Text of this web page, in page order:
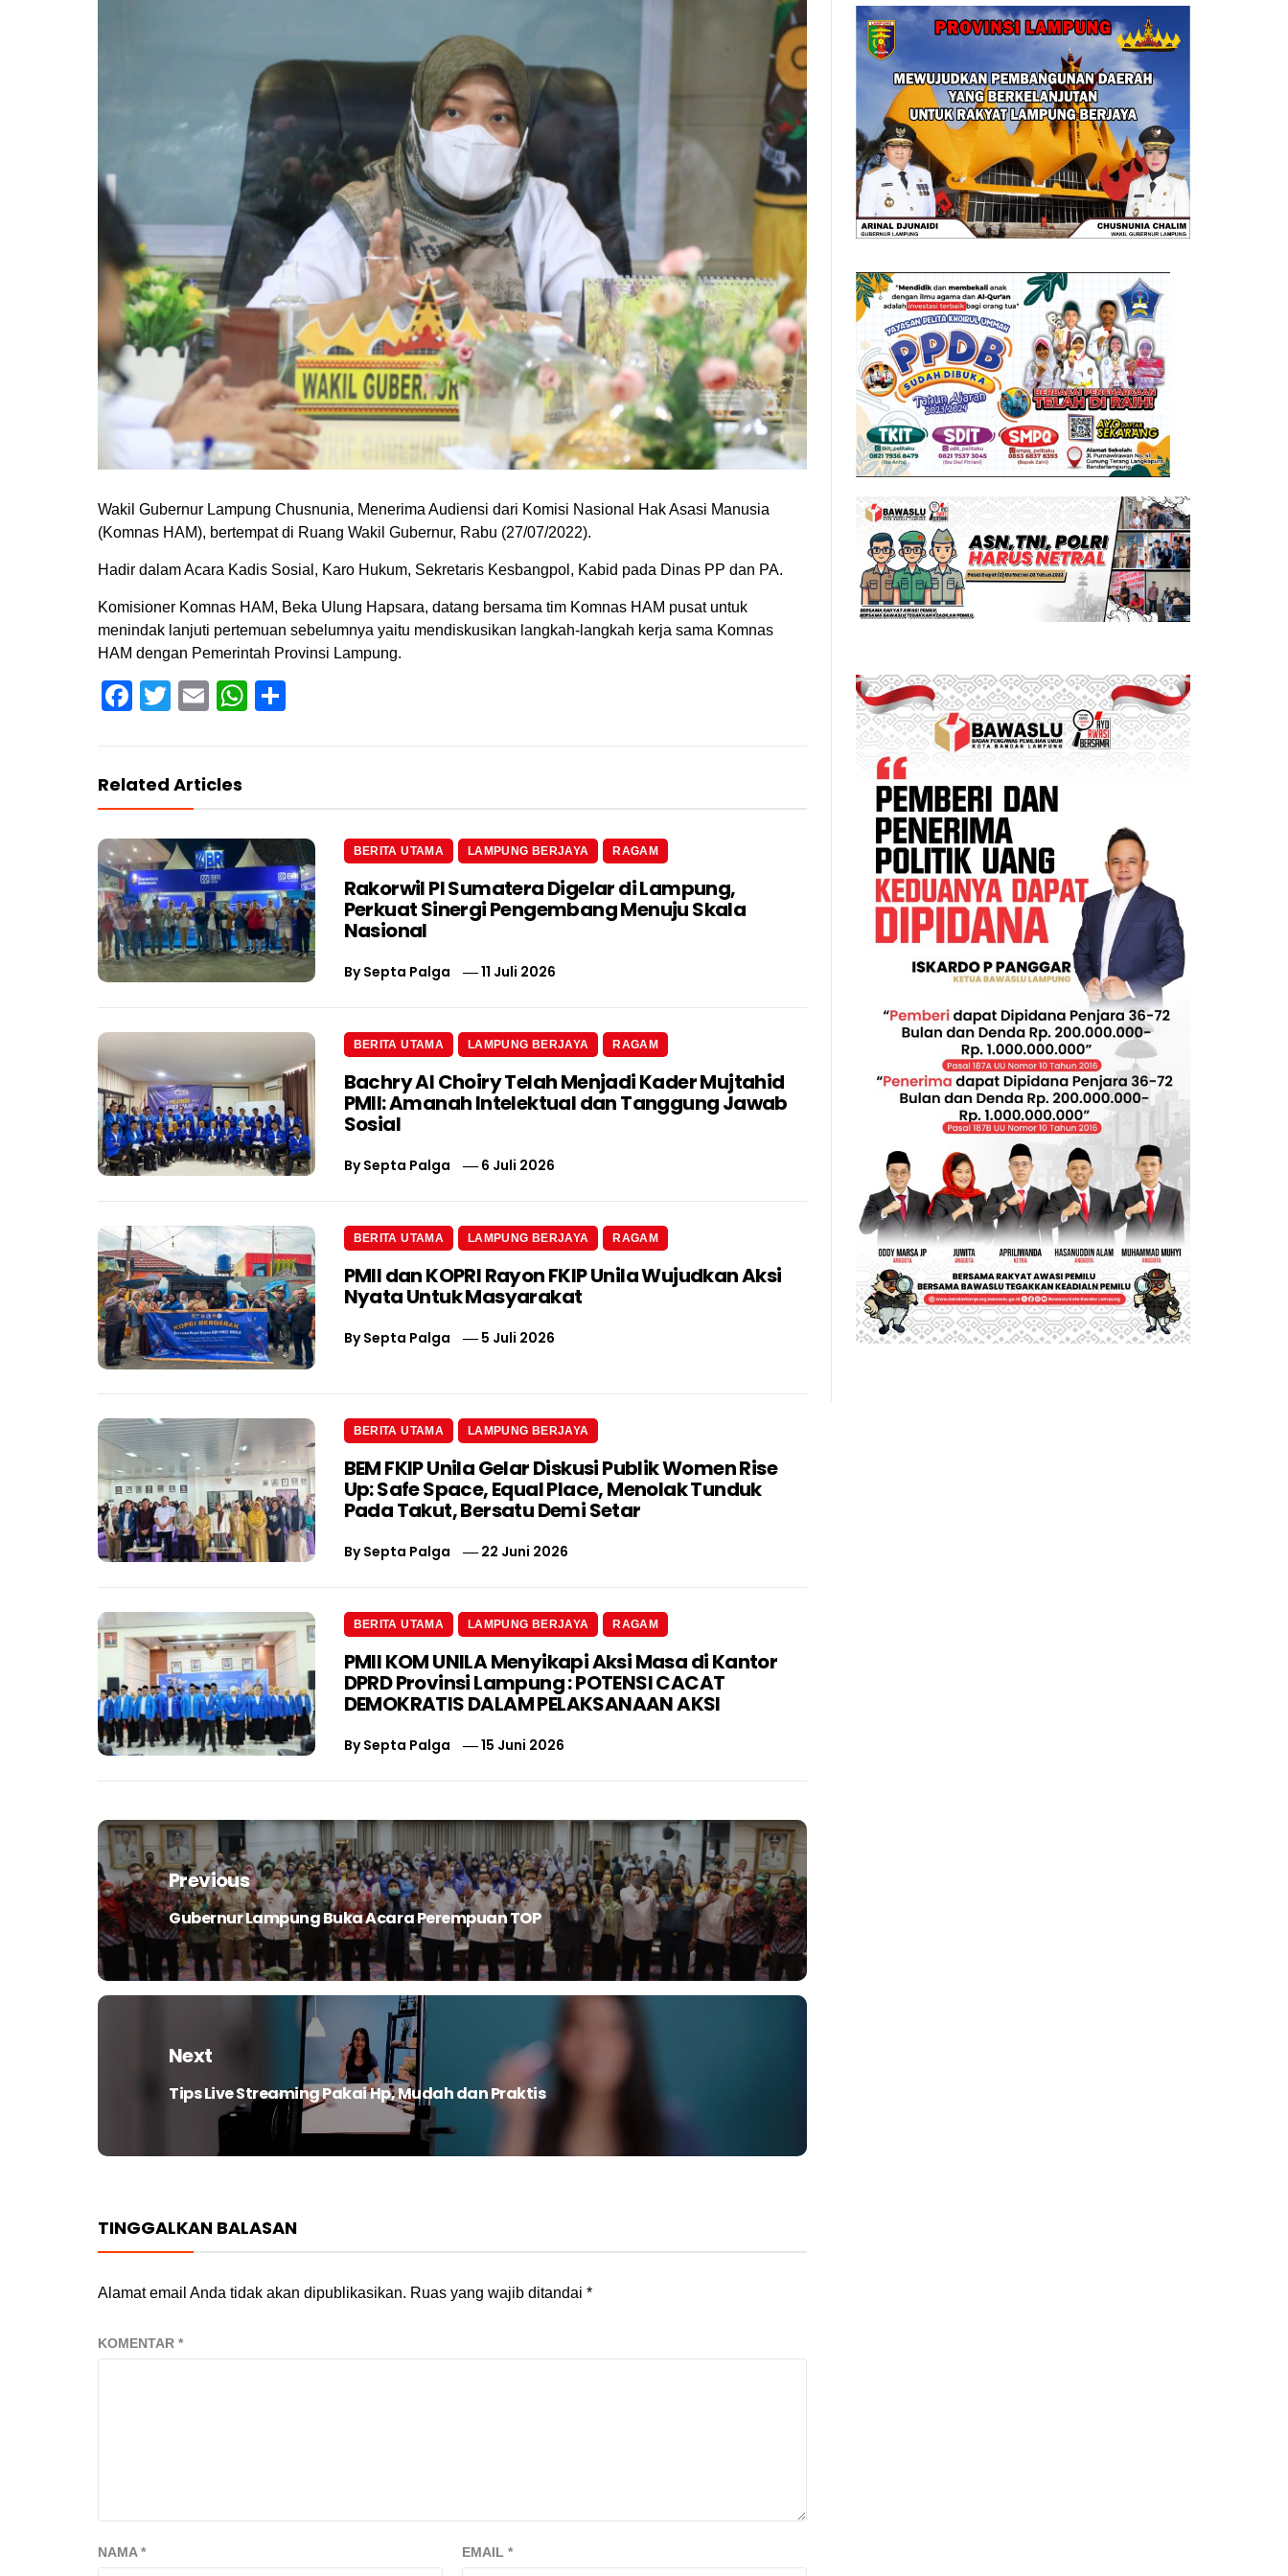
Wakil Gubernur Lampung Chusnunia, Menerima Audiensi dari Komisi Nasional Hak Asasi Manusia
(Komnas HAM), bertempat di Ruang Wakil Gubernur, Rabu (27/07/2022).
Hadir dalam Acara Kadis Sosial, Karo Hukum, Sekretaris Kesbangpol, Kabid pada Dinas PP dan PA.
Komisioner Komnas HAM, Beka Ulung Hapsara, datang bersama tim Komnas HAM pusat untuk
menindak lanjuti pertemuan sebelumnya yaitu mendiskusikan langkah-langkah kerja sama Komnas
HAM dengan Pemerintah Provinsi Lampung.
Facebook
TwitterEmailWhatsApp
Related Articles
BERITA UTAMA LAMPUNG BERJAYA RAGAM
Rakorwil PI Sumatera Digelar di Lampung,
Perkuat Sinergi Pengembang Menuju Skala
Nasional
BySepta Palga 11 Juli 2026
BERITA UTAMA LAMPUNG BERJAYA RAGAM
Bachry Al Choiry Telah Menjadi Kader Mujtahid
PMII: Amanah Intelektual dan Tanggung Jawab
Sosial
BySepta Palga 6 Juli 2026
BERITA UTAMA LAMPUNG BERJAYA RAGAM
PMII dan KOPRI Rayon FKIP Unila Wujudkan Aksi
Nyata Untuk Masyarakat
BySepta Palga 5 Juli 2026
BERITA UTAMA LAMPUNG BERJAYA
BEM FKIP Unila Gelar Diskusi Publik Women Rise
Up: Safe Space, Equal Place, Menolak Tunduk
Pada Takut, Bersatu Demi Setar
BySepta Palga 22 Juni 2026
BERITA UTAMA LAMPUNG BERJAYA RAGAM
PMII KOM UNILA Menyikapi Aksi Masa di Kantor
DPRD Provinsi Lampung : POTENSI CACAT
DEMOKRATIS DALAM PELAKSANAAN AKSI
BySepta Palga 15 Juni 2026
Navigasi
pos
Previous
Previous
post:
Gubernur Lampung Buka Acara Perempuan TOP
Next
Next
Tips Live Streaming Pakai Hp, Mudah dan Praktis
TINGGALKAN BALASAN
Alamat email Anda tidak akan dipublikasikan. Ruas yang wajib ditandai *
KOMENTAR *
NAMA* EMAIL *